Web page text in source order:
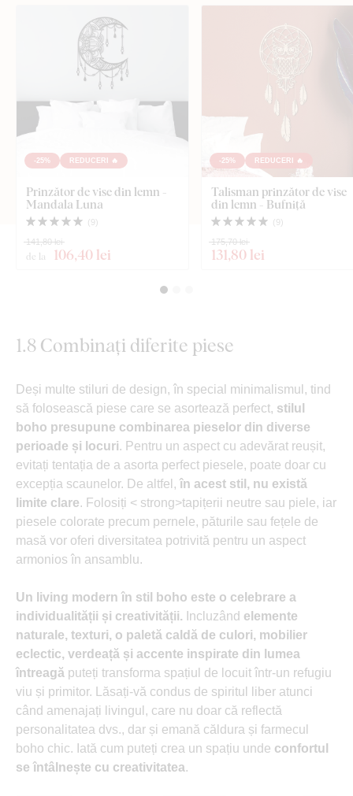
-25% REDUCERI 🔥
Prinzător de vise din lemn -
Mandala Luna
( 9 )
de la 106,40 lei
141,80 lei
-25% REDUCERI 🔥
Talisman prinzător de vise
din lemn - Bufniță
( 9 )
131,80 lei
175,70 lei
1.8 Combinați diferite piese
Deși multe stiluri de design, în special minimalismul, tind
să folosească piese care se asortează perfect, stilul
boho presupune combinarea pieselor din diverse
perioade și locuri. Pentru un aspect cu adevărat reușit,
evitați tentația de a asorta perfect piesele, poate doar cu
excepția scaunelor. De altfel, în acest stil, nu există
limite clare. Folosiți < strong>tapițerii neutre sau piele, iar
piesele colorate precum pernele, păturile sau fețele de
masă vor oferi diversitatea potrivită pentru un aspect
armonios în ansamblu.
Un living modern în stil boho este o celebrare a
individualității și creativității. Incluzând elemente
naturale, texturi, o paletă caldă de culori, mobilier
eclectic, verdeață și accente inspirate din lumea
întreagă puteți transforma spațiul de locuit într-un refugiu
viu și primitor. Lăsați-vă condus de spiritul liber atunci
când amenajați livingul, care nu doar că reflectă
personalitatea dvs., dar și emană căldura și farmecul
boho chic. Iată cum puteți crea un spațiu unde confortul
se întâlnește cu creativitatea.